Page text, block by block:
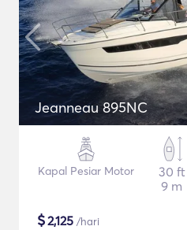
Jeanneau 895NC
Kapal Pesiar Motor
30 ft
9 m
$2,125 /hari